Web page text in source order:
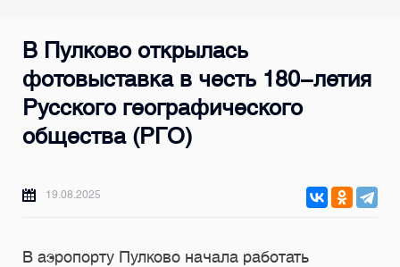
В Пулково открылась
фотовыставка в честь 180-летия
Русского географического
общества (РГО)
19.08.2025
В аэропорту Пулково начала работать